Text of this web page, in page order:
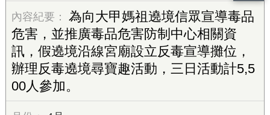
為向大甲媽祖遶境信眾宣導毒品
危害，並推廣毒品危害防制中心相關資
訊，假遶境沿線宮廟設立反毒宣導攤位，
辦理反毒遶境尋寶趣活動，三日活動計5,5
00人參加。